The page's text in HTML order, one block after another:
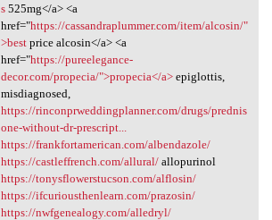
s525mg</a> <a
href="https://cassandraplummer.com/item/alcosin/"
>bestprice alcosin</a> <a
href="https://pureelegance-
decor.com/propecia/">propecia</a>epiglottis,
misdiagnosed,
https://rinconprweddingplanner.com/drugs/prednis
one-without-dr-prescript...
https://frankfortamerican.com/albendazole/
https://castleffrench.com/allural/allopurinol
https://tonysflowerstucson.com/alflosin/
https://ifcuriousthenlearn.com/prazosin/
https://nwfgenealogy.com/alledryl/